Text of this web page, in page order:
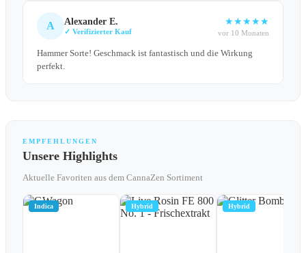
A Alexander E.
✓ Verifizierter Kauf
★ ★ ★ ★ ★
vor 10 Monaten
Hammer Sorte! Geschmack ist fantastisch und die Wirkung
perfekt.
EMPFEHLUNGEN
Unsere Highlights
Aktuelle Favoriten aus dem CannaZen Sortiment
Indica Hybrid Hybrid